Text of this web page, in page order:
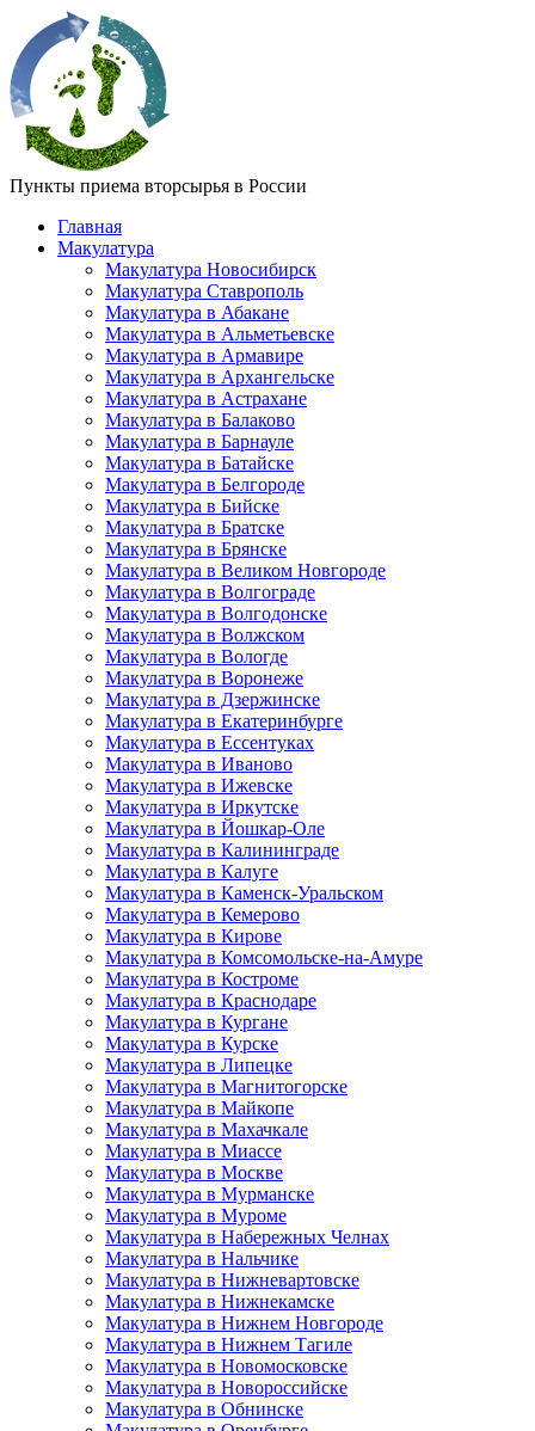
Пункты приема вторсырья в России
Главная
Макулатура
Макулатура Новосибирск
Макулатура Ставрополь
Макулатура в Абакане
Макулатура в Альметьевске
Макулатура в Армавире
Макулатура в Архангельске
Макулатура в Астрахане
Макулатура в Балаково
Макулатура в Барнауле
Макулатура в Батайске
Макулатура в Белгороде
Макулатура в Бийске
Макулатура в Братске
Макулатура в Брянске
Макулатура в Великом Новгороде
Макулатура в Волгограде
Макулатура в Волгодонске
Макулатура в Волжском
Макулатура в Вологде
Макулатура в Воронеже
Макулатура в Дзержинске
Макулатура в Екатеринбурге
Макулатура в Ессентуках
Макулатура в Иваново
Макулатура в Ижевске
Макулатура в Иркутске
Макулатура в Йошкар-Оле
Макулатура в Калининграде
Макулатура в Калуге
Макулатура в Каменск-Уральском
Макулатура в Кемерово
Макулатура в Кирове
Макулатура в Комсомольске-на-Амуре
Макулатура в Костроме
Макулатура в Краснодаре
Макулатура в Кургане
Макулатура в Курске
Макулатура в Липецке
Макулатура в Магнитогорске
Макулатура в Майкопе
Макулатура в Махачкале
Макулатура в Миассе
Макулатура в Москве
Макулатура в Мурманске
Макулатура в Муроме
Макулатура в Набережных Челнах
Макулатура в Нальчике
Макулатура в Нижневартовске
Макулатура в Нижнекамске
Макулатура в Нижнем Новгороде
Макулатура в Нижнем Тагиле
Макулатура в Новомосковске
Макулатура в Новороссийске
Макулатура в Обнинске